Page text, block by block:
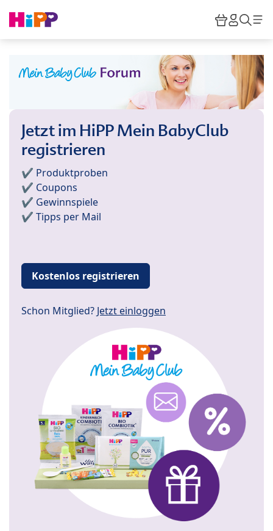
HiPP
Jetzt im HiPP Mein BabyClub
registrieren
✔️ Produktproben
✔️ Coupons
✔️ Gewinnspiele
✔️ Tipps per Mail
Kostenlos registrieren
Schon Mitglied? Jetzt einloggen